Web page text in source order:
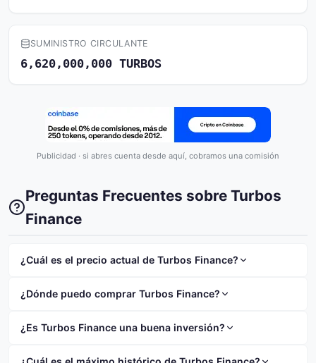
SUMINISTRO CIRCULANTE
6,620,000,000 TURBOS
Publicidad · si abres cuenta desde aquí, cobramos una comisión
Preguntas Frecuentes sobre Turbos
Finance
¿Cuál es el precio actual de Turbos Finance?
$0.000108. El precio ha cambiado un 2.60% en las
¿Dónde puedo comprar Turbos Finance?
Binance, Coinbase oKraken. Consulta nuestra
¿Es Turbos Finance una buena inversión?